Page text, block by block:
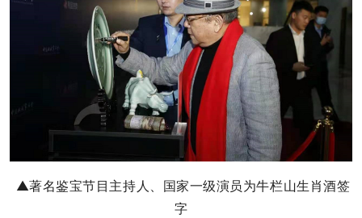
▲著名鉴宝节目主持人、国家一级演员为牛栏山生肖酒签
字